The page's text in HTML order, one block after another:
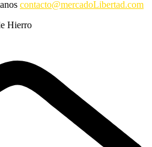
contacto@mercadoLibertad.com
Hierro